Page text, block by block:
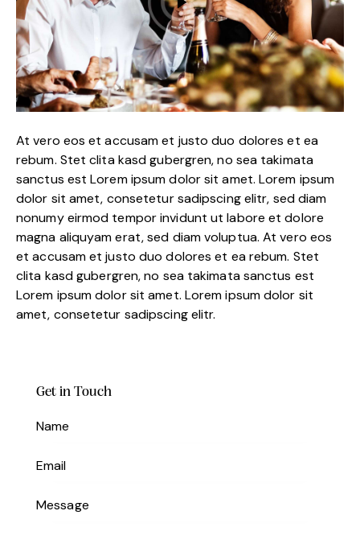
At vero eos et accusam et justo duo dolores et ea
rebum. Stet clita kasd gubergren, no sea takimata
sanctus est Lorem ipsum dolor sit amet. Lorem ipsum
dolor sit amet, consetetur sadipscing elitr, sed diam
nonumy eirmod tempor invidunt ut labore et dolore
magna aliquyam erat, sed diam voluptua. At vero eos
et accusam et justo duo dolores et ea rebum. Stet
clita kasd gubergren, no sea takimata sanctus est
Lorem ipsum dolor sit amet. Lorem ipsum dolor sit
amet, consetetur sadipscing elitr.
Get in Touch